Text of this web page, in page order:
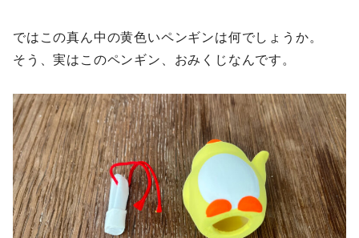
ではこの真ん中の黄色いペンギンは何でしょうか。
そう、実はこのペンギン、おみくじなんです。